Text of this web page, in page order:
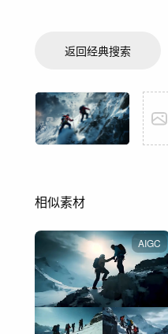
返回经典搜索
相似素材
AIGC